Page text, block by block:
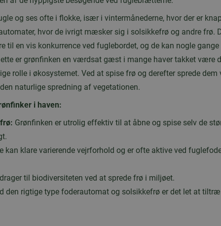
og ses ofte i flokke, især i vintermånederne, hvor der er
hvor de ivrigt mæsker sig i solsikkefrø og andre frø.
til en vis konkurrence ved fuglebordet, og de kan nogle
er grønfinken en værdsat gæst i mange haver takket være
rolle i økosystemet. Ved at spise frø og derefter sprede
naturlige spredning af vegetationen.
i haven:
Grønfinken er utrolig effektiv til at åbne og spise selv de
kan klare varierende vejrforhold og er ofte aktive ved
til biodiversiteten ved at sprede frø i miljøet.
den rigtige type foderautomat og solsikkefrø er det let at